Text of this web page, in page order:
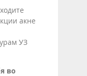
акне
УЗ
во